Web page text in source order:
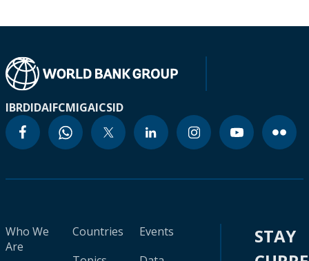
IBRDIDAIFCMIGAICSID
Who We
Are
Countries
Events
STAY